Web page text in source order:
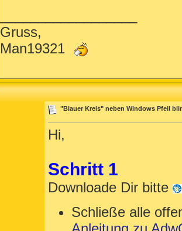
"Stuttgart - München Update" - 3.
"Stuttgart - München" - 3.
7-Zip 9.34 (x64 edition)
Acer Backup Manager (HKLM-
Acer Device Fast-lane
Acer Media (HKLM-
Acer Photo (HKLM-
Acer Portal (HKLM-
Acer Power Management
Adobe Acrobat Reader DC - Deutsch
Adobe Flash Player 23 NPAPI
Agatha Christie - Death on the
AllShare Framework DMS
Ansel (Version: 375.57 - NVIDIA
Apple Application Support (64-Bit)
Apple Mobile Device Support
Apple Software Update (HKLM-
Gruss,
Man19321
"Blauer Kreis" neben Windows Pfeil
Hi,
Schritt 1
Downloade Dir bitte
Schließe alle